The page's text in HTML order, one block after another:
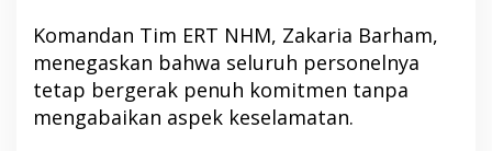
Komandan Tim ERT NHM, Zakaria Barham,
menegaskan bahwa seluruh personelnya
tetap bergerak penuh komitmen tanpa
mengabaikan aspek keselamatan.